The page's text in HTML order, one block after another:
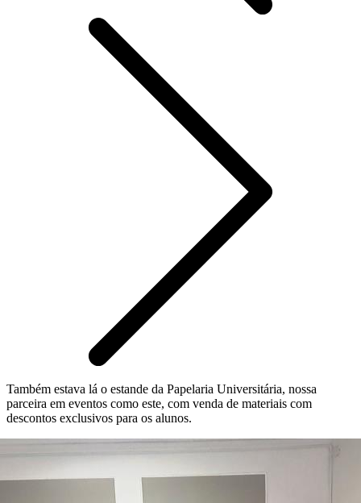
Também estava lá o estande da Papelaria Universitária, nossa
parceira em eventos como este, com venda de materiais com
descontos exclusivos para os alunos.